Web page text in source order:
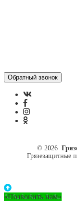
© 2026
Грязезащитные
«Позвонить нам»